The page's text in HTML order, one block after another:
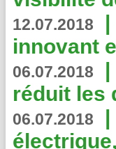
12.07.2018 |
innovant
06.07.2018 |
réduit les
06.07.2018 |